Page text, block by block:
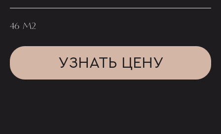
46 М2
УЗНАТЬ ЦЕНУ